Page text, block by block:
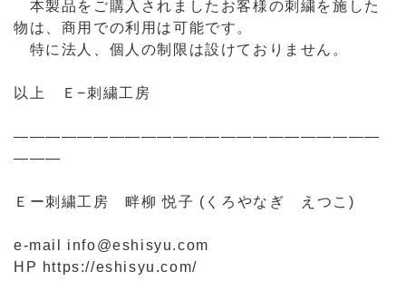
本製品をご購入されましたお客様の刺繍を施した
物は、商用での利用は可能です。
特に法人、個人の制限は設けておりません。
以上 Ｅ−刺繍工房
―――――――――――――――――――――――
―――
Ｅー刺繍工房 畔柳 悦子 (くろやなぎ えつこ)
e-mail info@eshisyu.com
HP https://eshisyu.com/